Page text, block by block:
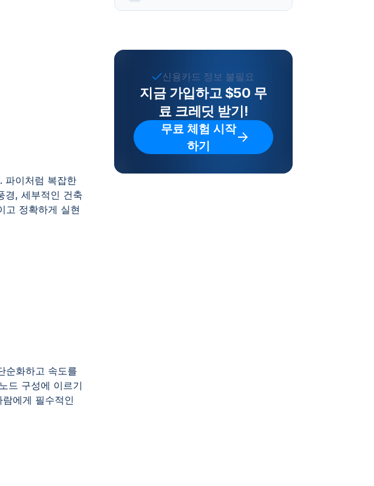
파이처럼 복잡한
경, 세부적인 건축
고 정확하게 실현
순화하고 속도를
드 구성에 이르기
에게 필수적인
신용카드 정보 불필요
지금 가입하고 $50 무
료 크레딧 받기!
무료 체험 시작
하기